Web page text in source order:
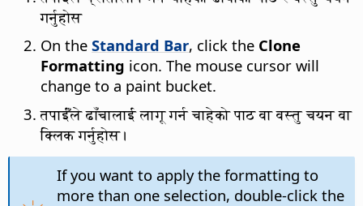
गर्नुहोस
On the Standard Bar, click the Clone
Formatting icon. The mouse cursor will
change to a paint bucket.
तपाईँले ढाँचालाई लागू गर्न चाहेको पाठ वा वस्तु चयन वा
क्लिक गर्नुहोस।
If you want to apply the formatting to
more than one selection, double-click the